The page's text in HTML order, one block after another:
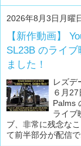
2026年8月3日月曜
【新作動画】
SL23B のライ
ました！
レズデ
６月
Palms
ライブ
ブ、非常に残念な
て前半部分が配信で